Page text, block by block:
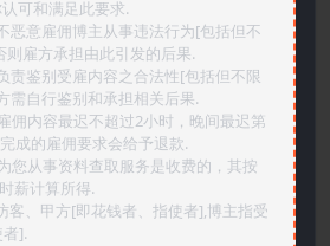
可和满足此要求.
恶意雇佣博主从事违法行为[包括但不
则雇方承担由此引发的后果.
责鉴别受雇内容之合法性[包括但不限
需自行鉴别和承担相关后果.
佣内容最迟不超过2小时，晚间最迟第
成的雇佣要求会给予退款.
您从事资料查取服务是收费的，其按
薪计算所得.
客、甲方[即花钱者、指使者],博主指受
].